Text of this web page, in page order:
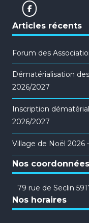
Articles récents
Forum des
Dématérialisation
2026/2027
Inscription
2026/2027
Village de Noël 2026
Nos coordonnées
79 rue de Seclin
Nos horaires